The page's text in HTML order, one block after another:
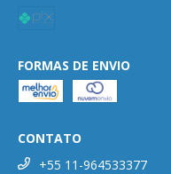
FORMAS DE ENVIO
CONTATO
+55 11-964533377